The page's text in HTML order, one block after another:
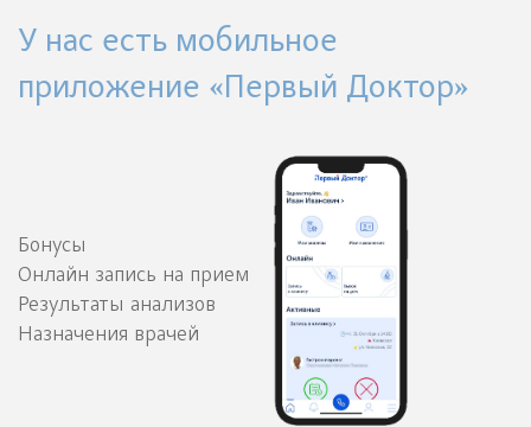
У нас есть мобильное
приложение «Первый Доктор»
Бонусы
Онлайн запись на прием
Результаты анализов
Назначения врачей